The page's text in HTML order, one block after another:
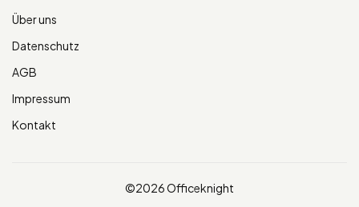
Über uns
Datenschutz
AGB
Impressum
Kontakt
©2026 Officeknight